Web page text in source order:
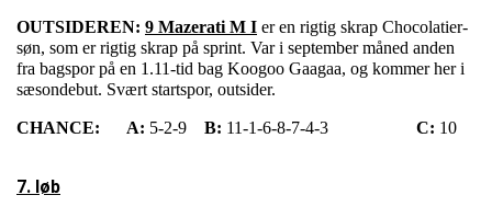
OUTSIDEREN: 9 Mazerati M I er en rigtig skrap Chocolatier-
søn, som er rigtig skrap på sprint. Var i september måned anden
fra bagspor på en 1.11-tid bag Koogoo Gaagaa, og kommer her i
sæsondebut. Svært startspor, outsider.
CHANCE: A: 5-2-9 B: 11-1-6-8-7-4-3 C: 10
7. løb